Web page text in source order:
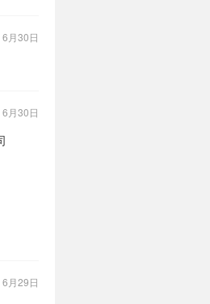
6月30日
6月30日
6月29日